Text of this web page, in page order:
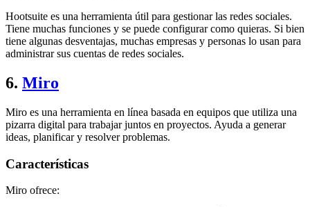
Hootsuite es una herramienta útil para gestionar las redes sociales.
Tiene muchas funciones y se puede configurar como quieras. Si bien
tiene algunas desventajas, muchas empresas y personas lo usan para
administrar sus cuentas de redes sociales.
6. Miro
Miro es una herramienta en línea basada en equipos que utiliza una
pizarra digital para trabajar juntos en proyectos. Ayuda a generar
ideas, planificar y resolver problemas.
Características
Miro ofrece: